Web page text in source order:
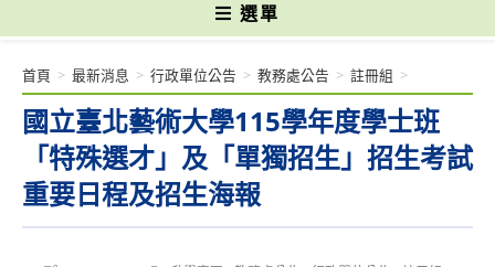
選單
國立臺北藝術大學115學年度學士班
「特殊選才」及「單獨招生」招生考試
重要日程及招生海報
首頁 > 最新消息 > 行政單位公告 > 教務處公告 > 註冊組 >